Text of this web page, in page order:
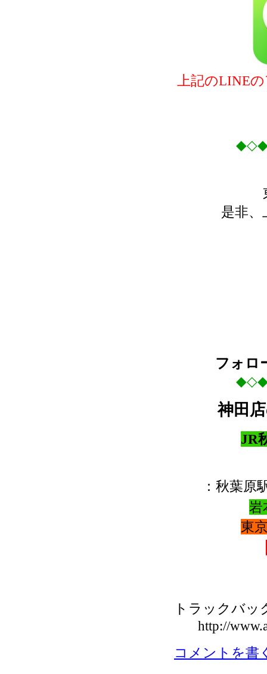
上記のLINE
是非
フォロ
神田
JR
：秋葉原
岩
東
トラックバッ
http://
コメントを書